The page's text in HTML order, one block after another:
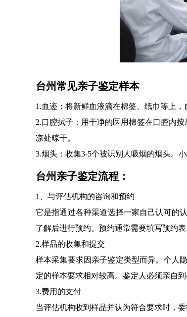
台州常见亲子鉴定样本
1.血迹：将新鲜血液滴在棉签、纸巾等上，
2.口腔拭子：用干净的医用棉签在口腔内
凉处晾干。
3.烟头：收集3-5个被识别人吸烟的烟头。
台州亲子鉴定流程：
1、与评估机构的咨询和预约
它是指通过各种渠道选择一家自己认可的
了解后进行预约。预约通常需要填写预约
2.样品的收集和提交
样本采集要求因亲子鉴定类型而异。个人
定的样本要求相对较高。鉴定人必须亲自
3.费用的支付
当评估机构收到样品并认为符合要求时，委